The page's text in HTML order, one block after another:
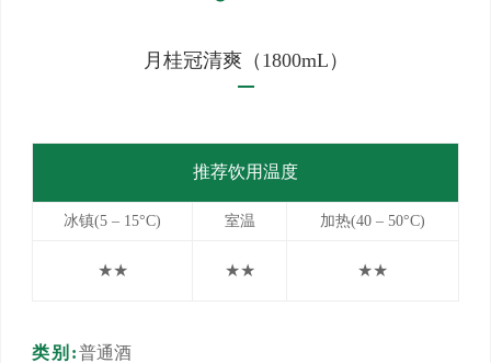
月桂冠清爽（1800mL）
推荐饮用温度
冰镇(5 – 15°C) 室温 加热(40 – 50°C)
★★ ★★ ★★
类别:普通酒